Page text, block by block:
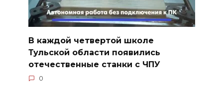
В каждой четвертой школе
Тульской области появились
отечественные станки с ЧПУ
0